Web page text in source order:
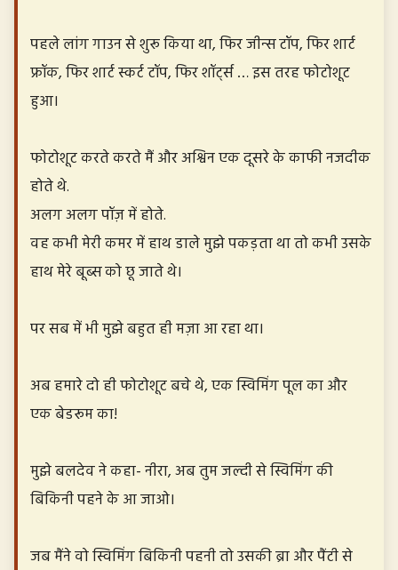
पहले लांग गाउन से शुरू किया था, फिर जीन्स टॉप, फिर शार्ट
फ्रॉक, फिर शार्ट स्कर्ट टॉप, फिर शॉर्ट्स … इस तरह फोटोशूट
हुआ।
फोटोशूट करते करते मैं और अश्विन एक दूसरे के काफी नजदीक
होते थे.
अलग अलग पॉज़ में होते.
वह कभी मेरी कमर में हाथ डाले मुझे पकड़ता था तो कभी उसके
हाथ मेरे बूब्स को छू जाते थे।
पर सब में भी मुझे बहुत ही मज़ा आ रहा था।
अब हमारे दो ही फोटोशूट बचे थे, एक स्विमिंग पूल का और
एक बेडरूम का!
मुझे बलदेव ने कहा- नीरा, अब तुम जल्दी से स्विमिंग की
बिकिनी पहने के आ जाओ।
जब मैंने वो स्विमिंग बिकिनी पहनी तो उसकी ब्रा और पैंटी से